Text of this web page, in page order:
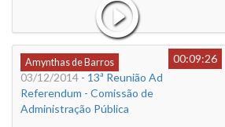
Amynthas de Barros
00:09:26
03/12/2014 - 13ª Reunião Ad
Referendum - Comissão de
Administração Pública